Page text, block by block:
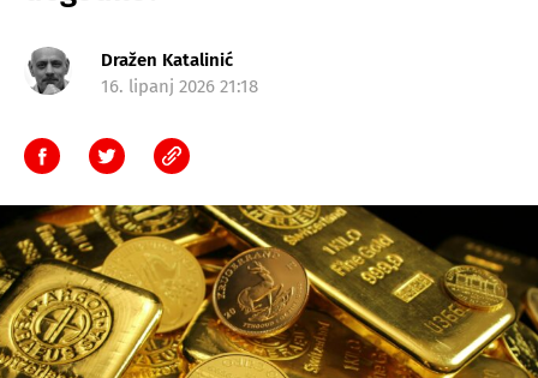
Dražen Katalinić
16. lipanj 2026 21:18